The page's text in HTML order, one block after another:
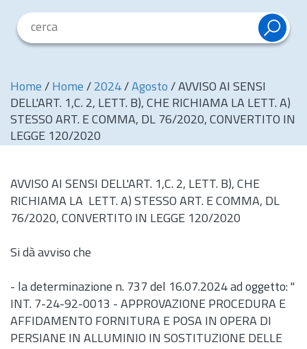
Home / Home / 2024 / Agosto / AVVISO AI SENSI
DELL'ART. 1,C. 2, LETT. B), CHE RICHIAMA LA LETT. A)
STESSO ART. E COMMA, DL 76/2020, CONVERTITO IN
LEGGE 120/2020
AVVISO AI SENSI DELL'ART. 1,C. 2, LETT. B), CHE
RICHIAMA LA LETT. A) STESSO ART. E COMMA, DL
76/2020, CONVERTITO IN LEGGE 120/2020
Si dà avviso che
- la determinazione n. 737 del 16.07.2024 ad oggetto: "
INT. 7-24-92-0013 - APPROVAZIONE PROCEDURA E
AFFIDAMENTO FORNITURA E POSA IN OPERA DI
PERSIANE IN ALLUMINIO IN SOSTITUZIONE DELLE